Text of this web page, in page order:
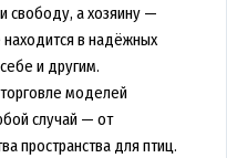
свободу, а хозяину —
в надёжных
и другим.
моделей
случай — от
пространства для птиц.